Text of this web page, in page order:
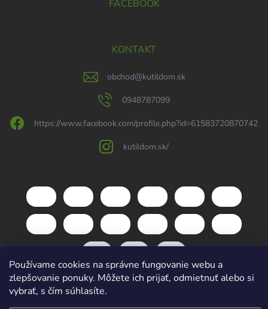
Používame cookies na správne fungovanie webu a
zlepšovanie ponuky. Môžete ich prijať, odmietnuť alebo si
vybrať, s čím súhlasíte.
FACEBOOK
KONTAKT
obchod@kutildom.sk
0948787099
https://www.facebook.com/profile.php?id=61583720870742
kutildom.sk/
Copyright 2026kutildom.sk